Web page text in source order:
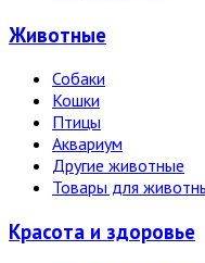
Животные
Собаки
Кошки
Птицы
Аквариум
Другие животные
Товары для
Красота и здоровье